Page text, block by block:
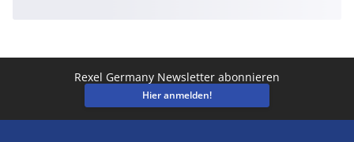
Rexel Germany Newsletter abonnieren
Hier anmelden!